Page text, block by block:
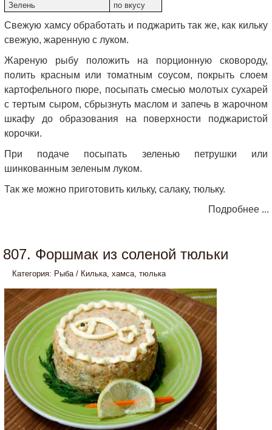
Зелень
по вкусу
Свежую хамсу обработать и поджарить так же, как кильку
свежую, жаренную с луком.
Жареную рыбу положить на порционную сковороду,
полить красным или томатным соусом, покрыть слоем
картофельного пюре, посыпать смесью молотых сухарей
с тертым сыром, сбрызнуть маслом и запечь в жарочном
шкафу до образования на поверхности поджаристой
корочки.
При подаче посыпать зеленью петрушки или
шинкованным зеленым луком.
Так же можно приготовить кильку, салаку, тюльку.
Подробнее ...
807. Форшмак из соленой тюльки
Категория: Рыба/ Килька, хамса, тюлька